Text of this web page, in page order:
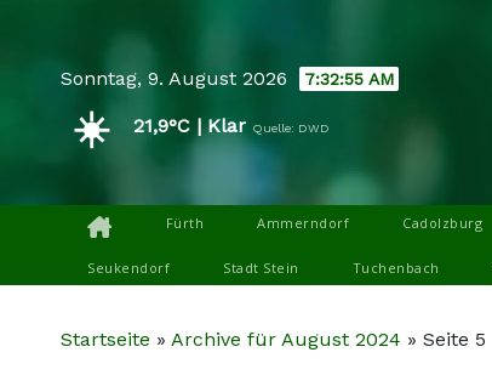
contentSonntag, 9. August 2026 7:32:56 AM
☀️ 21,9°C | Klar Quelle: DWD
Fürth Ammerndorf Cadolzburg
Seukendorf Stadt Stein Tuchenbach
Startseite » Archive für August 2024 » Seite 5